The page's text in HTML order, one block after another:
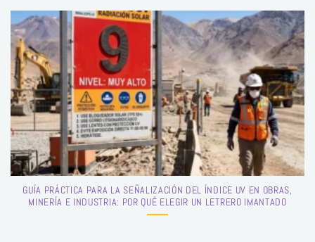
GUÍA PRÁCTICA PARA LA SEÑALIZACIÓN DEL ÍNDICE UV EN OBRAS,
MINERÍA E INDUSTRIA: POR QUÉ ELEGIR UN LETRERO IMANTADO